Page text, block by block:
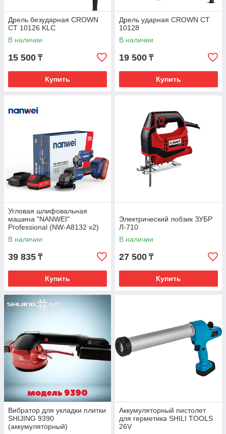
Дрель безударная CROWN
CT 10126 KLC
В наличии
15 500 ₸
Купить
Дрель ударная CROWN CT
10128
В наличии
19 500 ₸
Купить
Угловая шлифовальная
машина "NANWEI"
Professional (NW-A8132 x2)
В наличии
39 835 ₸
Купить
Электрический лобзик ЗУБР
Л-710
В наличии
27 500 ₸
Купить
Вибратор для укладки плитки
SHIJING 9390
(аккумуляторный)
Аккумуляторный пистолет
для герметика SHILI TOOLS
26V